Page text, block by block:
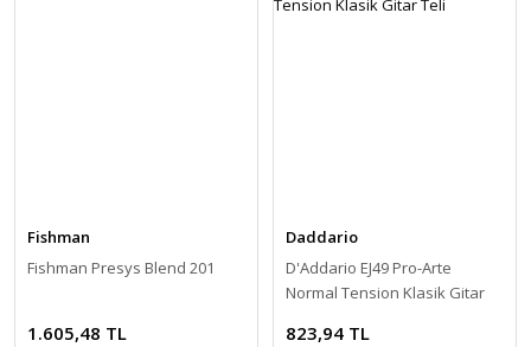
Fishman
Fishman Presys Blend 201
1.605,48 TL
Daddario
D'Addario EJ49 Pro-Arte
Normal Tension Klasik Gitar
823,94 TL